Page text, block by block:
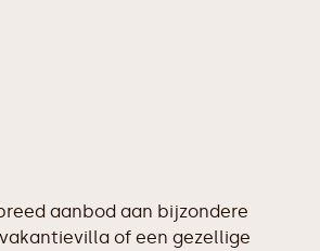
aanbod aan bijzondere
of een gezellige